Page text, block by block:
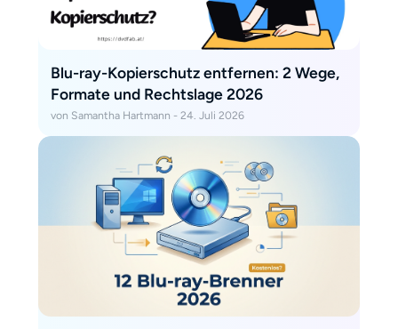
Blu-ray-Kopierschutz entfernen: 2 Wege,
Formate und Rechtslage 2026
von Samantha Hartmann - 24. Juli 2026